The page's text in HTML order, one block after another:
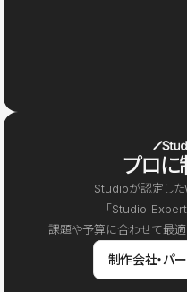
プロ
Studioが認定した
「Studio
課題や予算に合わせて最適
制作会社・パ